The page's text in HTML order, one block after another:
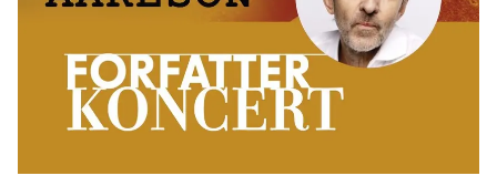
Ingen tilmelding, igen krav, bare kom som du er og vær med.
Og tag en ven under armen, eller mød nye mennesker, og få
kreative fælles oplevelser i Kunsthallen, Værkstedet og Café
Haralda eller udenfor i Parken og Haven hvis vejret er til det.
Følg os på Instagram @ungeskunstcafe og 'Det Sker' på